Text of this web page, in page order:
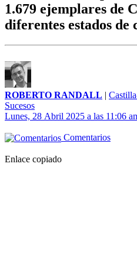
1.679 ejemplares de
diferentes estados de
ROBERTO RANDALL |
Sucesos
Lunes, 28 Abril 2025 a las 11:06
Comentarios
Enlace copiado